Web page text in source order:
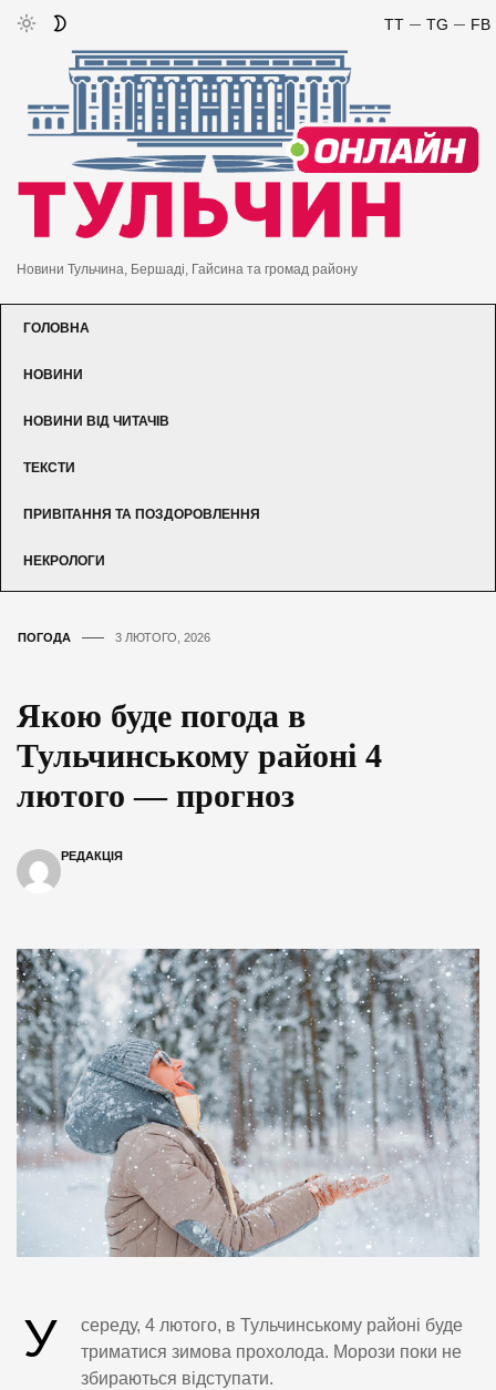
FB
TG
TT
Новини Тульчина, Бершаді, Гайсина та громад району
ГОЛОВНА
НОВИНИ
НОВИНИ ВІД ЧИТАЧІВ
ТЕКСТИ
ПРИВІТАННЯ ТА ПОЗДОРОВЛЕННЯ
НЕКРОЛОГИ
ПОГОДА 3 ЛЮТОГО, 2026
Якою буде погода в
Тульчинському районі 4
лютого — прогноз
РЕДАКЦІЯ
У
середу, 4 лютого, в Тульчинському районі буде
триматися зимова прохолода. Морози поки не
збираються відступати.